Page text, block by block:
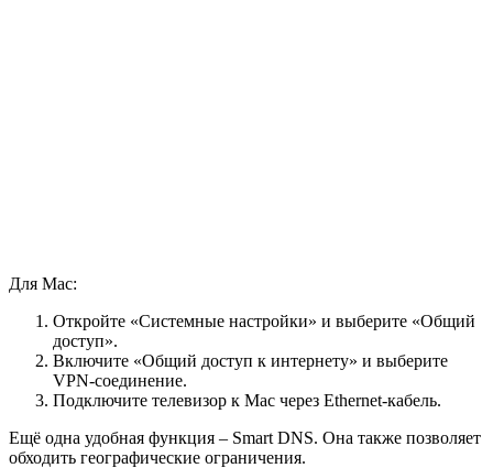
Для Mac:
Откройте «Системные настройки» и выберите «Общий
доступ».
Включите «Общий доступ к интернету» и выберите
VPN-соединение.
Подключите телевизор к Mac через Ethernet-кабель.
Ещё одна удобная функция – Smart DNS. Она также позволяет
обходить географические ограничения.